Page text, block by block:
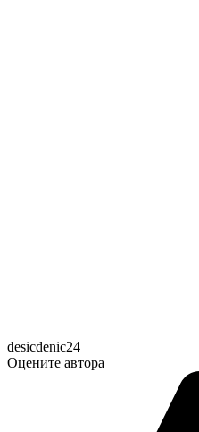
desicdenic24
Оцените автора